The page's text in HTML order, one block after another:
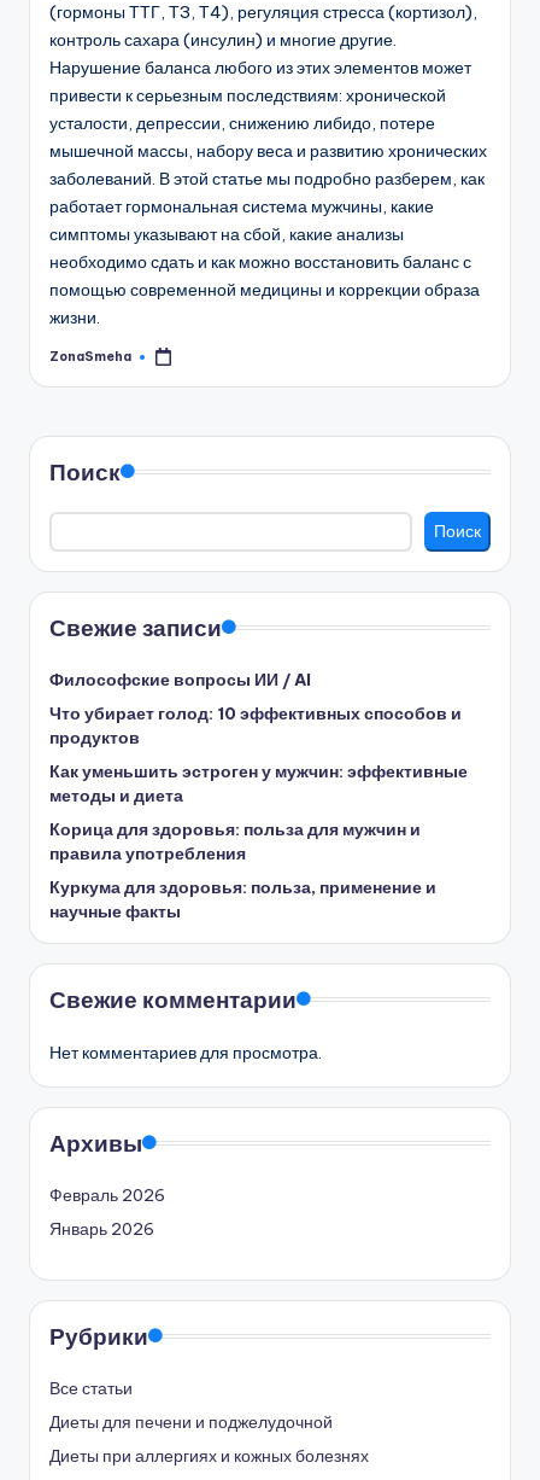
(гормоны ТТГ, Т3, Т4), регуляция стресса (кортизол),
контроль сахара (инсулин) и многие другие.
Нарушение баланса любого из этих элементов может
привести к серьезным последствиям: хронической
усталости, депрессии, снижению либидо, потере
мышечной массы, набору веса и развитию хронических
заболеваний. В этой статье мы подробно разберем, как
работает гормональная система мужчины, какие
симптомы указывают на сбой, какие анализы
необходимо сдать и как можно восстановить баланс с
помощью современной медицины и коррекции образа
жизни.
Запись
ZonaSmeha
Поиск
Поиск
Свежие записи
Философские вопросы ИИ / AI
Что убирает голод: 10 эффективных способов и
продуктов
Как уменьшить эстроген у мужчин: эффективные
методы и диета
Корица для здоровья: польза для мужчин и
правила употребления
Куркума для здоровья: польза, применение и
научные факты
Свежие комментарии
Нет комментариев для просмотра.
Архивы
Февраль 2026
Январь 2026
Рубрики
Все статьи
Диеты для печени и поджелудочной
Диеты при аллергиях и кожных болезнях